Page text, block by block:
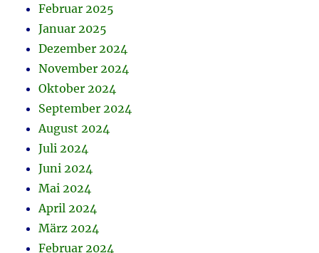
Februar 2025
Januar 2025
Dezember 2024
November 2024
Oktober 2024
September 2024
August 2024
Juli 2024
Juni 2024
Mai 2024
April 2024
März 2024
Februar 2024